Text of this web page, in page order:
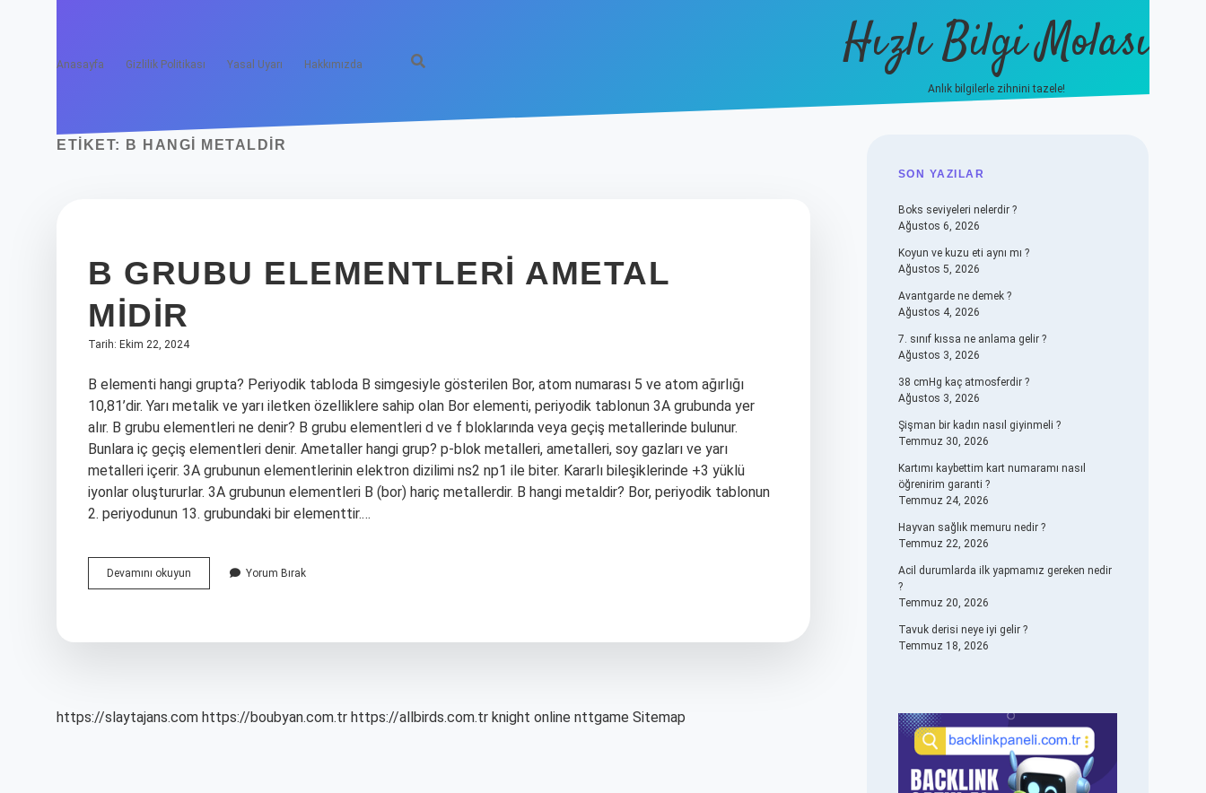
Anasayfa Gizlilik Politikası Yasal Uyarı Hakkımızda Hızlı Bilgi Molası
Anlık bilgilerle zihnini tazele!
ETIKET: B HANGI METALDIR
B GRUBU ELEMENTLERI AMETAL
MIDIR
Tarih: Ekim 22, 2024
B elementi hangi grupta? Periyodik tabloda B simgesiyle gösterilen Bor, atom numarası 5 ve atom ağırlığı
10,81’dir. Yarı metalik ve yarı iletken özelliklere sahip olan Bor elementi, periyodik tablonun 3A grubunda yer
alır. B grubu elementleri ne denir? B grubu elementleri d ve f bloklarında veya geçiş metallerinde bulunur.
Bunlara iç geçiş elementleri denir. Ametaller hangi grup? p-blok metalleri, ametalleri, soy gazları ve yarı
metalleri içerir. 3A grubunun elementlerinin elektron dizilimi ns2 np1 ile biter. Kararlı bileşiklerinde +3 yüklü
iyonlar oluştururlar. 3A grubunun elementleri B (bor) hariç metallerdir. B hangi metaldir? Bor, periyodik tablonun
2. periyodunun 13. grubundaki bir elementtir.…
Devamını okuyun
Grubu
Yorum Bırak
https://slaytajans.com https://boubyan.com.tr https://allbirds.com.tr knight online nttgame Sitemap
SIDEBAR
SON YAZILAR
Boks seviyeleri nelerdir ?
Ağustos 6, 2026
Koyun ve kuzu eti aynı mı ?
Ağustos 5, 2026
Avantgarde ne demek ?
Ağustos 4, 2026
7. sınıf kıssa ne anlama gelir ?
Ağustos 3, 2026
38 cmHg kaç atmosferdir ?
Ağustos 3, 2026
Şişman bir kadın nasıl giyinmeli ?
Temmuz 30, 2026
Kartımı kaybettim kart numaramı nasıl
öğrenirim garanti ?
Temmuz 24, 2026
Hayvan sağlık memuru nedir ?
Temmuz 22, 2026
Acil durumlarda ilk yapmamız gereken nedir
?
Temmuz 20, 2026
Tavuk derisi neye iyi gelir ?
Temmuz 18, 2026